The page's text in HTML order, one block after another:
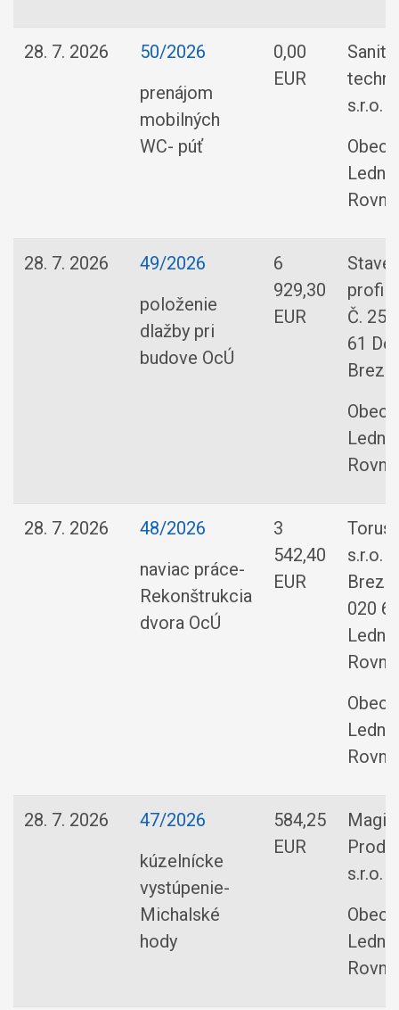
28. 7. 2026
50/2026
prenájom
mobilných
WC- púť
0,00
EUR
Sanita
s.r.o.
Obec
Rovne
28. 7. 2026
49/2026
položenie
dlažby pri
budove OcÚ
6
929,30
EUR
profily
Č.
61
Obec
Rovne
28. 7. 2026
48/2026
naviac práce-
Rekonštrukcia
dvora OcÚ
3
542,40
EUR
Torus
s.r.o.
020
Rovne
Obec
Rovne
28. 7. 2026
47/2026
kúzelnícke
vystúpenie-
Michalské
hody
584,25
EUR
Magic
s.r.o.
Obec
Rovne